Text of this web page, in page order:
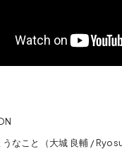
うなこと（大城 良輔 /